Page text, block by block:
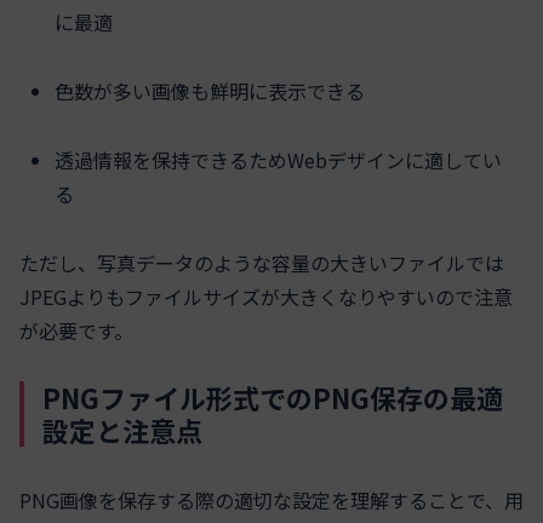
に最適
色数が多い画像も鮮明に表示できる
透過情報を保持できるためWebデザインに適してい
る
ただし、写真データのような容量の大きいファイルでは
JPEGよりもファイルサイズが大きくなりやすいので注意
が必要です。
PNGファイル形式でのPNG保存の最適
設定と注意点
PNG画像を保存する際の適切な設定を理解することで、用